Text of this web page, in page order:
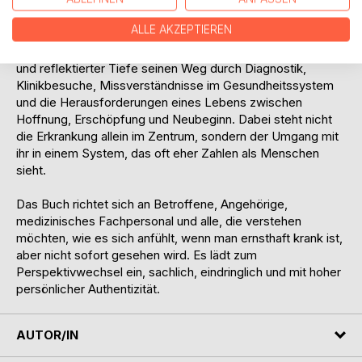
längst seinen Alltag bestimmt haben.
und reflektierter Tiefe seinen Weg durch Diagnostik,
Klinikbesuche, Missverständnisse im Gesundheitssystem
und die Herausforderungen eines Lebens zwischen
Hoffnung, Erschöpfung und Neubeginn. Dabei steht nicht
die Erkrankung allein im Zentrum, sondern der Umgang mit
ihr in einem System, das oft eher Zahlen als Menschen
sieht.
Das Buch richtet sich an Betroffene, Angehörige,
medizinisches Fachpersonal und alle, die verstehen
möchten, wie es sich anfühlt, wenn man ernsthaft krank ist,
aber nicht sofort gesehen wird. Es lädt zum
Perspektivwechsel ein, sachlich, eindringlich und mit hoher
persönlicher Authentizität.
AUTOR/IN
ALLE AKZEPTIEREN